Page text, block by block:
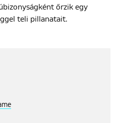
őrzik egy
teli pillanatait.